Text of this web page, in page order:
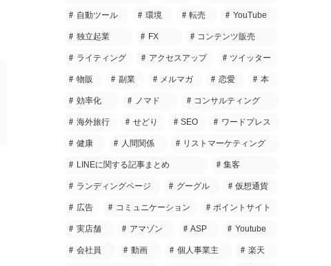
自動ツール 環境 転売 YouTube
独立起業 FX コンテンツ販売
ライティング アクセスアップ ツイッター
物販 副業 メルマガ 恋愛 本
効率化 ノマド コンサルティング
海外旅行 せどり SEO ワードプレス
健康 人間関係 リストマーケティング
LINEに関する記事まとめ 集客
ランディングページ グーグル 仮想通貨
広告 コミュニケーション ポイントサイト
実店舗 アマゾン ASP Youtube
会社員 動画 個人事業主 楽天